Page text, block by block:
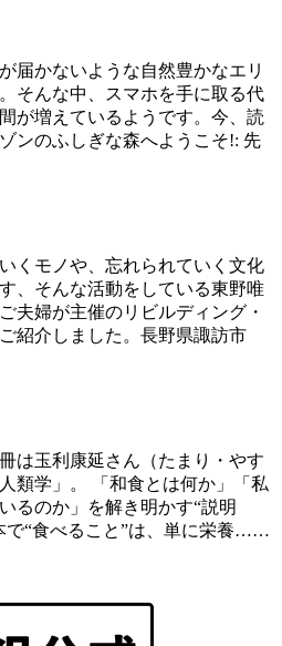
届かないような自然豊かなエリ
そんな中、スマホを手に取る代
が増えているようです。今、読
ンのふしぎな森へようこそ!: 先
くモノや、忘れられていく文化
、そんな活動をしている東野唯
夫婦が主催のリビルディング・
紹介しました。長野県諏訪市
は玉利康延さん（たまり・やす
類学」。 「和食とは何か」「私
るのか」を解き明かす“説明
で“食べること”は、単に栄養……